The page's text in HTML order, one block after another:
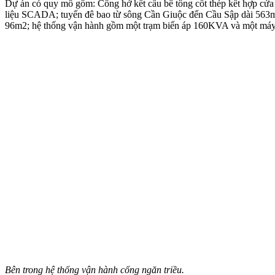
Dự án có quy mô gồm: Cống hở kết cấu bê tông cốt thép kết hợp
liệu SCADA; tuyến đê bao từ sông Cần Giuộc đến Cầu Sập dài
96m2; hệ thống vận hành gồm một trạm biến áp 160KVA và một
Bên trong hệ thống vận hành cống ngăn triều.